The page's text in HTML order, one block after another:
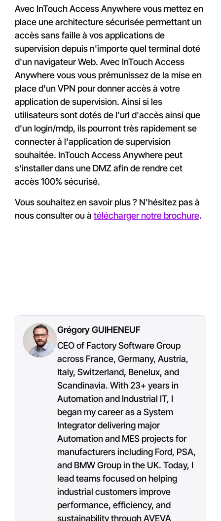
Avec InTouch Access Anywhere vous mettez en
place une architecture sécurisée permettant un
accès sans faille à vos applications de
supervision depuis n'importe quel terminal doté
d'un navigateur Web. Avec InTouch Access
Anywhere vous vous prémunissez de la mise en
place d'un VPN pour donner accès à votre
application de supervision. Ainsi si les
utilisateurs sont dotés de l'url d'accès ainsi que
d'un login/mdp, ils pourront très rapidement se
connecter à l'application de supervision
souhaitée. InTouch Access Anywhere peut
s'installer dans une DMZ afin de rendre cet
accès 100% sécurisé.
Vous souhaitez en savoir plus ? N'hésitez pas à
nous consulter ou à télécharger notre brochure.
Grégory GUIHENEUF
CEO of Factory Software Group
across France, Germany, Austria,
Italy, Switzerland, Benelux, and
Scandinavia. With 23+ years in
Automation and Industrial IT, I
began my career as a System
Integrator delivering major
Automation and MES projects for
manufacturers including Ford, PSA,
and BMW Group in the UK. Today, I
lead teams focused on helping
industrial customers improve
performance, efficiency, and
sustainability through AVEVA